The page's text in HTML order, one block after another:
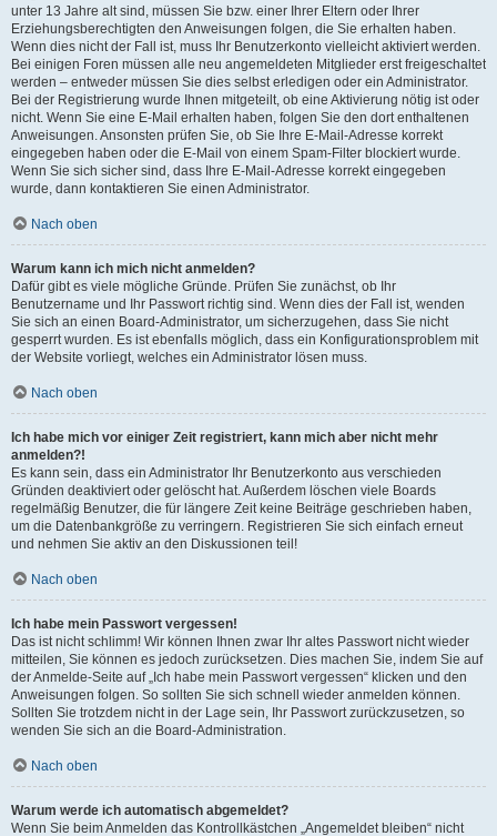
unter 13 Jahre alt sind, müssen Sie bzw. einer Ihrer Eltern oder Ihrer
Erziehungsberechtigten den Anweisungen folgen, die Sie erhalten haben.
Wenn dies nicht der Fall ist, muss Ihr Benutzerkonto vielleicht aktiviert werden.
Bei einigen Foren müssen alle neu angemeldeten Mitglieder erst freigeschaltet
werden – entweder müssen Sie dies selbst erledigen oder ein Administrator.
Bei der Registrierung wurde Ihnen mitgeteilt, ob eine Aktivierung nötig ist oder
nicht. Wenn Sie eine E-Mail erhalten haben, folgen Sie den dort enthaltenen
Anweisungen. Ansonsten prüfen Sie, ob Sie Ihre E-Mail-Adresse korrekt
eingegeben haben oder die E-Mail von einem Spam-Filter blockiert wurde.
Wenn Sie sich sicher sind, dass Ihre E-Mail-Adresse korrekt eingegeben
wurde, dann kontaktieren Sie einen Administrator.
Nach oben
Warum kann ich mich nicht anmelden?
Dafür gibt es viele mögliche Gründe. Prüfen Sie zunächst, ob Ihr
Benutzername und Ihr Passwort richtig sind. Wenn dies der Fall ist, wenden
Sie sich an einen Board-Administrator, um sicherzugehen, dass Sie nicht
gesperrt wurden. Es ist ebenfalls möglich, dass ein Konfigurationsproblem mit
der Website vorliegt, welches ein Administrator lösen muss.
Nach oben
Ich habe mich vor einiger Zeit registriert, kann mich aber nicht mehr
anmelden?!
Es kann sein, dass ein Administrator Ihr Benutzerkonto aus verschieden
Gründen deaktiviert oder gelöscht hat. Außerdem löschen viele Boards
regelmäßig Benutzer, die für längere Zeit keine Beiträge geschrieben haben,
um die Datenbankgröße zu verringern. Registrieren Sie sich einfach erneut
und nehmen Sie aktiv an den Diskussionen teil!
Nach oben
Ich habe mein Passwort vergessen!
Das ist nicht schlimm! Wir können Ihnen zwar Ihr altes Passwort nicht wieder
mitteilen, Sie können es jedoch zurücksetzen. Dies machen Sie, indem Sie auf
der Anmelde-Seite auf „Ich habe mein Passwort vergessen“ klicken und den
Anweisungen folgen. So sollten Sie sich schnell wieder anmelden können.
Sollten Sie trotzdem nicht in der Lage sein, Ihr Passwort zurückzusetzen, so
wenden Sie sich an die Board-Administration.
Nach oben
Warum werde ich automatisch abgemeldet?
Wenn Sie beim Anmelden das Kontrollkästchen „Angemeldet bleiben“ nicht